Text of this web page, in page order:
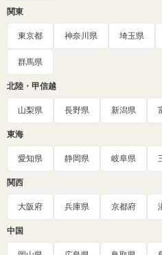
関東
東京都 神奈川県 埼玉県
群馬県
北陸・甲信越
山梨県 長野県 新潟県
東海
愛知県 静岡県 岐阜県
関西
大阪府 兵庫県 京都府
中国